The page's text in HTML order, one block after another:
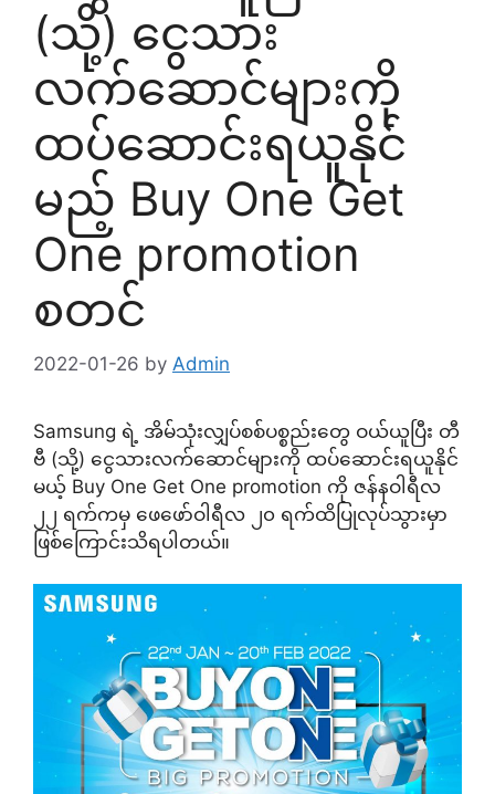
(သို့) ငွေသား
လက်ဆောင်များကို
ထပ်ဆောင်းရယူနိုင်
မည့် Buy One Get
One promotion
စတင်
2022-01-26 by Admin
Samsung ရဲ့ အိမ်သုံးလျှပ်စစ်ပစ္စည်းတွေ ဝယ်ယူပြီး တီ
ဗီ (သို့) ငွေသားလက်ဆောင်များကို ထပ်ဆောင်းရယူနိုင်
မယ့် Buy One Get One promotion ကို ဇန်နဝါရီလ
၂၂ ရက်ကမှ ဖေဖော်ဝါရီလ ၂၀ ရက်ထိပြုလုပ်သွားမှာ
ဖြစ်ကြောင်းသိရပါတယ်။